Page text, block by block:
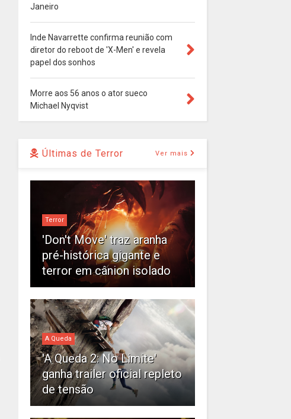
Janeiro
Inde Navarrette confirma reunião com
diretor do reboot de 'X-Men' e revela
papel dos sonhos
Morre aos 56 anos o ator sueco
Michael Nyqvist
Últimas de Terror Ver mais
Terror
'Don't Move' traz aranha
pré-histórica gigante e
terror em cânion isolado
A Queda
'A Queda 2: No Limite'
ganha trailer oficial repleto
de tensão